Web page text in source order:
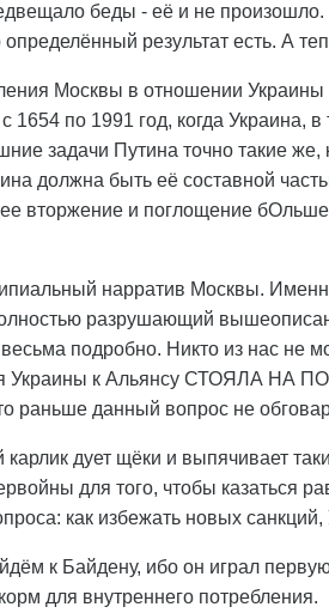
беды - её и не
результат есть. А
Москвы в отношении
1654 по 1991 год, когда
задачи Путина точно такие
должна быть её составной
вторжение и поглощение
нарратив Москвы.
разрушающий
подробно. Никто из нас не
Украины к Альянсу СТОЯЛА НА
раньше данный вопрос не
дует щёки и выпячивает
для того, чтобы казаться
как избежать новых
к Байдену, ибо он играл
для внутреннего потребления.